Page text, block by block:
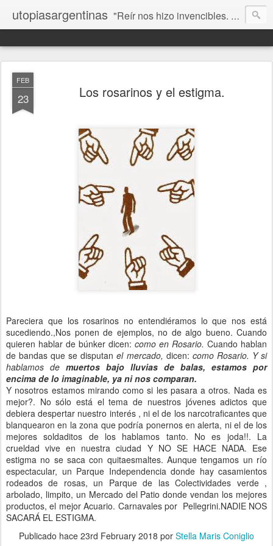
utopiasargentinas "Reír nos hizo invencibles. No como los que siempre ganan, sino como aquellos que no se rinden”. Frida Kahlo
FEB
23 Los rosarinos y el estigma.
Pareciera que los rosarinos no entendiéramos lo que nos está
sucediendo.,Nos ponen de ejemplos, no de algo bueno. Cuando
quieren hablar de búnker dicen: como en Rosario. Cuando hablan
de bandas que se disputanel mercado, dicen: como Rosario. Y si
hablamos de muertos bajo lluvias de balas, estamos por
encima de lo imaginable, ya ni nos comparan.
Y nosotros estamos mirando como si les pasara a otros. Nada es
mejor?. No sólo está el tema de nuestros jóvenes adictos que
debiera despertar nuestro interés , ni el de los narcotraficantes que
blanquearon en la zona que podría ponernos en alerta, ni el de los
mejores soldaditos de los hablamos tanto. No es joda!!. La
crueldad vive en nuestra ciudad Y NO SE HACE NADA. Ese
estigma no se saca con quitaesmaltes. Aunque tengamos un río
espectacular, un Parque Independencia donde hay casamientos
rodeados de rosas, un Parque de las Colectividades verde ,
arbolado, limpito, un Mercado del Patio donde vendan los mejores
productos, el mejor Acuario. Carnavales por Pellegrini.NADIE NOS
SACARÁ EL ESTIGMA.
Publicado hace 23rd February 2018 por Stella Maris Coniglio